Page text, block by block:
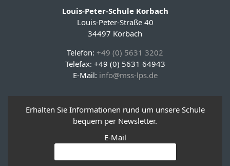
Louis-Peter-Schule Korbach
Louis-Peter-Straße 40
34497 Korbach
Telefon: +49 (0) 5631 3202
Telefax: +49 (0) 5631 64943
E-Mail: info@mss-lps.de
Erhalten Sie Informationen rund um unsere Schule
bequem per Newsletter.
E-Mail